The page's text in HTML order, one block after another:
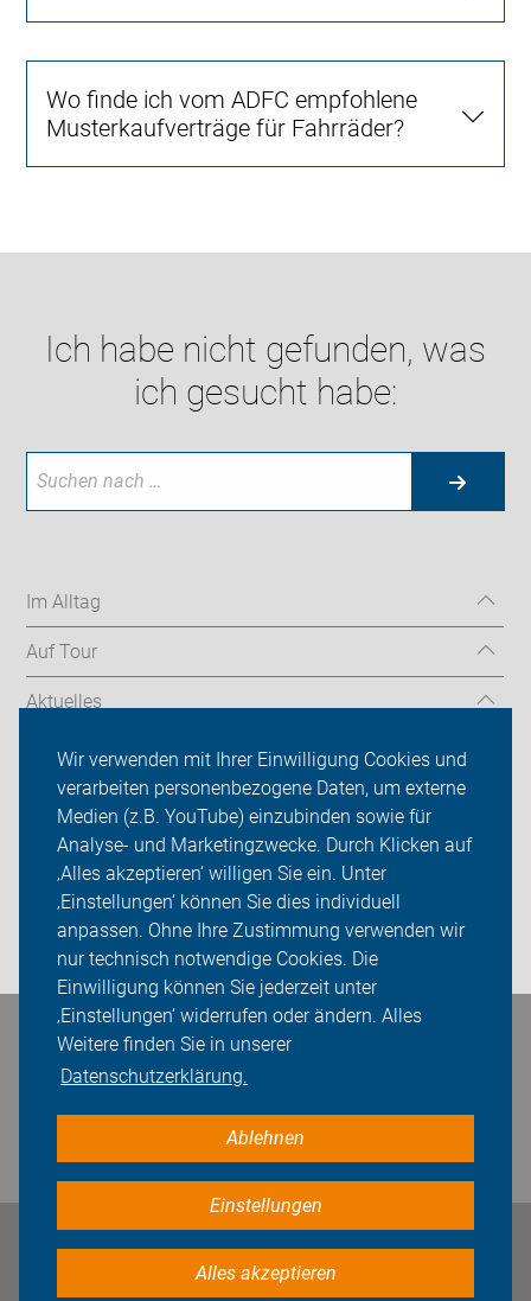
Wir verwenden mit Ihrer Einwilligung Cookies und
verarbeiten personenbezogene Daten, um externe
Medien (z.B. YouTube) einzubinden sowie für
Analyse- und Marketingzwecke. Durch Klicken auf
‚Alles akzeptieren‘ willigen Sie ein. Unter
‚Einstellungen‘ können Sie dies individuell
anpassen. Ohne Ihre Zustimmung verwenden wir
nur technisch notwendige Cookies. Die
Einwilligung können Sie jederzeit unter
‚Einstellungen‘ widerrufen oder ändern. Alles
Weitere finden Sie in unserer
Datenschutzerklärung.
Ablehnen
Einstellungen
Alles akzeptieren
Wo finde ich vom ADFC empfohlene
Musterkaufverträge für Fahrräder?
Ich habe nicht gefunden, was
ich gesucht habe:
Im Alltag
Auf Tour
Aktuelles
Über uns
Mitgliedschaft
Fachwissen
Presse
Login
Bleiben Sie in Kontakt